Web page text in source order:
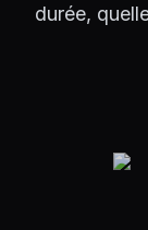
durée,